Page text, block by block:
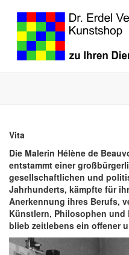
Vita
Die Malerin Hélène de
entstammt einer
gesellschaftlichen und
Jahrhunderts, kämpfte für
Anerkennung ihres Berufs,
Künstlern, Philosophen und
blieb zeitlebens ein offener